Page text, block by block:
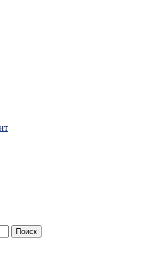
и ремонт
живут разные люди, очень